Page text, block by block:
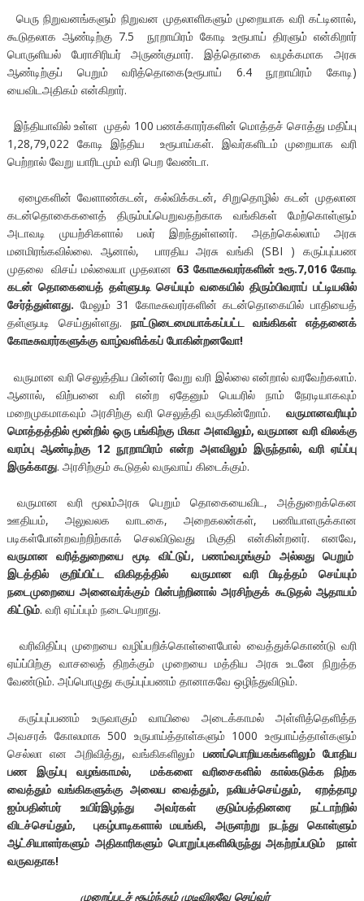
பெரு நிறுவனங்களும் நிறுவன முதலாளிகளும் முறையாக வரி கட்டினால்,
கூடுதலாக ஆண்டிற்கு 7.5 நூறாயிரம் கோடி உரூபாய் திரளும் என்கிறார்
பொருளியல் பேராசிரியர் அருண்குமார். இத்தொகை வழக்கமாக அரசு
ஆண்டிற்குப் பெறும் வரித்தொகை(உரூபாய் 6.4 நூறாயிரம் கோடி)
யைவிடஅதிகம் என்கிறார்.
இந்தியாவில் உள்ள முதல் 100 பணக்காரர்களின் மொத்தச் சொத்து மதிப்பு
1,28,79,022 கோடி இந்திய உரூபாய்கள். இவர்களிடம் முறையாக வரி
பெற்றால் வேறு யாரிடமும் வரி பெற வேண்டா.
ஏழைகளின் வேளாண்கடன், கல்விக்கடன், சிறுதொழில் கடன் முதலான
கடன்தொகைகளைத் திரும்பப்பெறுவதற்காக வங்கிகள் மேற்கொள்ளும்
அடாவடி முயற்சிகளால் பலர் இறந்துள்ளனர். அதற்கெல்லாம் அரசு
மனமிரங்கவில்லை. ஆனால், பாரதிய அரசு வங்கி (SBI ) கருப்புப்பண
முதலை விசய் மல்லையா முதலான 63 கோடீசுவரர்களின் உரூ.7,016 கோடி
கடன் தொகையைத் தள்ளுபடி செய்யும் வகையில் திரும்பிவராப் பட்டியலில்
சேர்த்துள்ளது. மேலும் 31 கோடீசுவரர்களின் கடன்தொகையில் பாதியைத்
தள்ளுபடி செய்துள்ளது. நாட்டுடைமையாக்கப்பட்ட வங்கிகள் எத்தனைக்
கோடீசுவரர்களுக்கு வாழ்வளிக்கப் போகின்றனவோ!
வருமான வரி செலுத்திய பின்னர் வேறு வரி இல்லை என்றால் வரவேற்கலாம்.
ஆனால், விற்பனை வரி என்ற ஏதேனும் பெயரில் நாம் நேரடியாகவும்
மறைமுகமாகவும் அரசிற்கு வரி செலுத்தி வருகின்றோம்.வருமானவரியும்
மொத்தத்தில் மூன்றில் ஒரு பங்கிற்கு மிகா அளவிலும்,வருமான வரி விலக்கு
வரம்பு ஆண்டிற்கு 12 நூறாயிரம் என்ற அளவிலும் இருந்தால், வரி ஏய்ப்பு
இருக்காது. அரசிற்கும் கூடுதல் வருவாய் கிடைக்கும்.
வருமான வரி மூலம்அரசு பெறும் தொகையைவிட, அத்துறைக்கென
ஊதியம், அலுவலக வாடகை, அறைகலன்கள், பணியாளருக்கான
படிகள்போன்றவற்றிற்காக் செலவிடுவது மிகுதி என்கின்றனர். எனவே,
வருமான வரித்துறையை மூடி விட்டுப்,பணம்வழங்கும் அல்லது பெறும்
இடத்தில் குறிப்பிட்ட விகிதத்தில் வருமான வரி பிடித்தம் செய்யும்
நடைமுறையை அனைவர்க்கும் பின்பற்றினால் அரசிற்குக் கூடுதல் ஆதாயம்
கிட்டும். வரி ஏய்ப்பும் நடைபெறாது.
வரிவிதிப்பு முறையை வழிப்பறிக்கொள்ளைபோல் வைத்துக்கொண்டு வரி
ஏய்ப்பிற்கு வாசலைத் திறக்கும் முறையை மத்திய அரசு உடனே நிறுத்த
வேண்டும். அப்பொழுது கருப்புப்பணம் தானாகவே ஒழிந்துவிடும்.
கருப்புப்பணம் உருவாகும் வாயிலை அடைக்காமல் அள்ளித்தெளித்த
அவசரக் கோலமாக 500 உருபாய்த்தாள்களும் 1000 உரூபாய்த்தாள்களும்
செல்லா என அறிவித்து, வங்கிகளிலும் பணப்பொறியகங்களிலும் போதிய
பண இருப்பு வழங்காமல், மக்களை வரிசைகளில் கால்கடுக்க நிற்க
வைத்தும் வங்கிகளுக்கு அலைய வைத்தும், நலியச்செய்தும், ஏறத்தாழ
ஐம்பதின்மர் உயிர்இழந்து அவர்கள் குடும்பத்தினரை நட்டாற்றில்
விடச்செய்தும், புகழ்பாடிகளால் மயங்கி, அருளற்று நடந்து கொள்ளும்
ஆட்சியாளர்களும் அதிகாரிகளும் பொறுப்புகளிலிருந்து அகற்றப்படும் நாள்
வருவதாக!
முறைப்படச் சூழ்ந்தும் முடிவிலவே செய்வர்